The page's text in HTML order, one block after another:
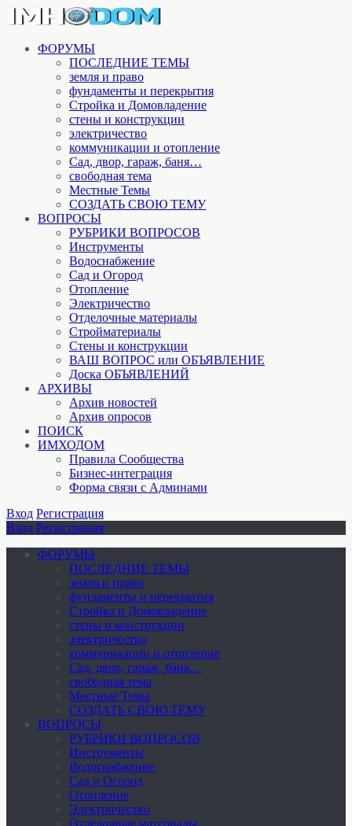
ФОРУМЫ
ПОСЛЕДНИЕ ТЕМЫ
земля и право
фундаменты и перекрытия
Стройка и Домовладение
стены и конструкции
электричество
коммуникации и отопление
Cад, двор, гараж, баня…
свободная тема
Местные Темы
СОЗДАТЬ СВОЮ ТЕМУ
ВОПРОСЫ
РУБРИКИ ВОПРОСОВ
Инструменты
Водоснабжение
Сад и Огород
Отопление
Электричество
Отделочные материалы
Стройматериалы
Стены и конструкции
ВАШ ВОПРОС или ОБЪЯВЛЕНИЕ
Доска ОБЪЯВЛЕНИЙ
АРХИВЫ
Архив новостей
Архив опросов
ПОИСК
ИМХОДОМ
Правила Сообщества
Бизнес-интеграция
Форма связи с Админами
Вход Регистрация
Вход Регистрация
ФОРУМЫ
ПОСЛЕДНИЕ ТЕМЫ
земля и право
фундаменты и перекрытия
Стройка и Домовладение
стены и конструкции
электричество
коммуникации и отопление
Cад, двор, гараж, баня…
свободная тема
Местные Темы
СОЗДАТЬ СВОЮ ТЕМУ
ВОПРОСЫ
РУБРИКИ ВОПРОСОВ
Инструменты
Водоснабжение
Сад и Огород
Отопление
Электричество
Отделочные материалы